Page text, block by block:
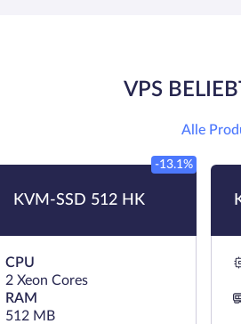
VPS
Alle
KVM-SSD 512 HK
-13.1%
CPU
2 Xeon Cores
RAM
512 MB